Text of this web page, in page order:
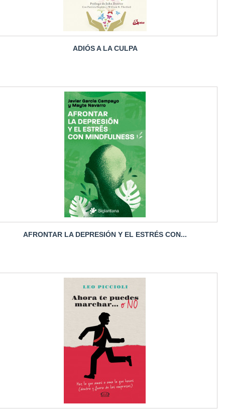
ADIÓS A LA CULPA
AFRONTAR LA DEPRESIÓN Y EL ESTRÉS CON...